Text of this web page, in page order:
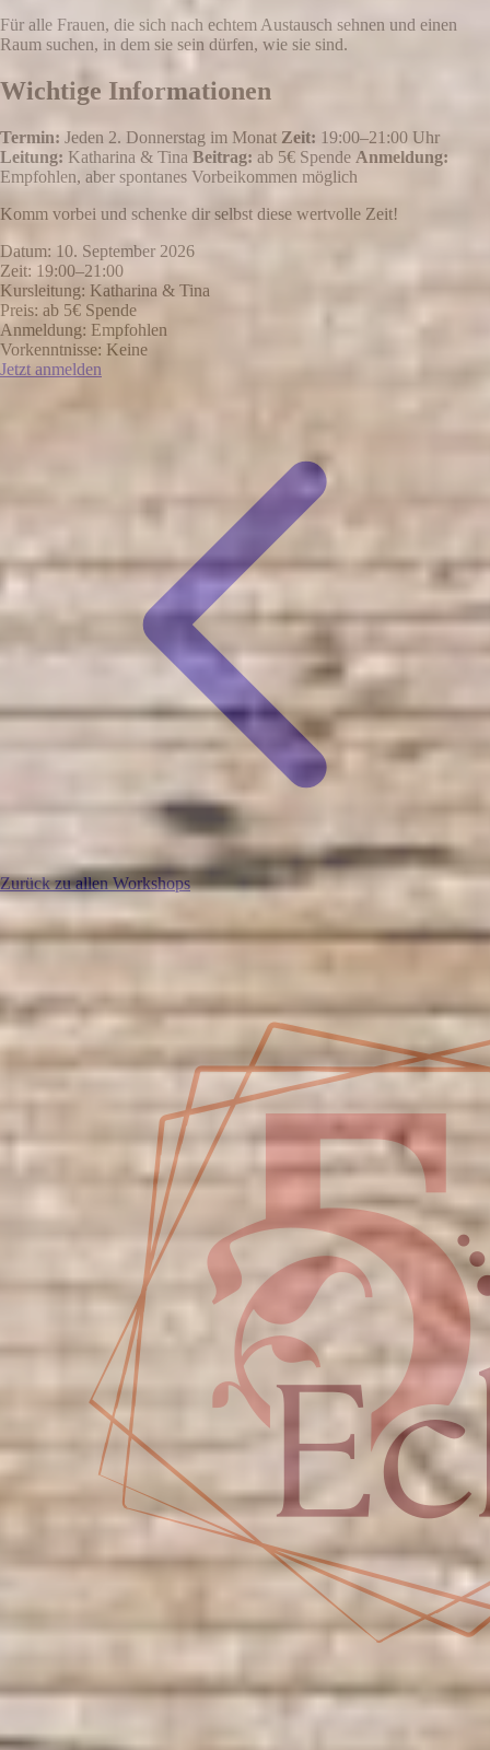
Für alle Frauen, die sich nach echtem Austausch sehnen und einen
Raum suchen, in dem sie sein dürfen, wie sie sind.
Wichtige Informationen
Termin: Jeden 2. Donnerstag im Monat Zeit: 19:00–21:00 Uhr
Leitung: Katharina & Tina Beitrag: ab 5€ Spende Anmeldung:
Empfohlen, aber spontanes Vorbeikommen möglich
Komm vorbei und schenke dir selbst diese wertvolle Zeit!
Datum: 10. September 2026
Zeit: 19:00–21:00
Kursleitung: Katharina & Tina
Preis: ab 5€ Spende
Anmeldung: Empfohlen
Vorkenntnisse: Keine
Jetzt anmelden
Zurück zu allen Workshops